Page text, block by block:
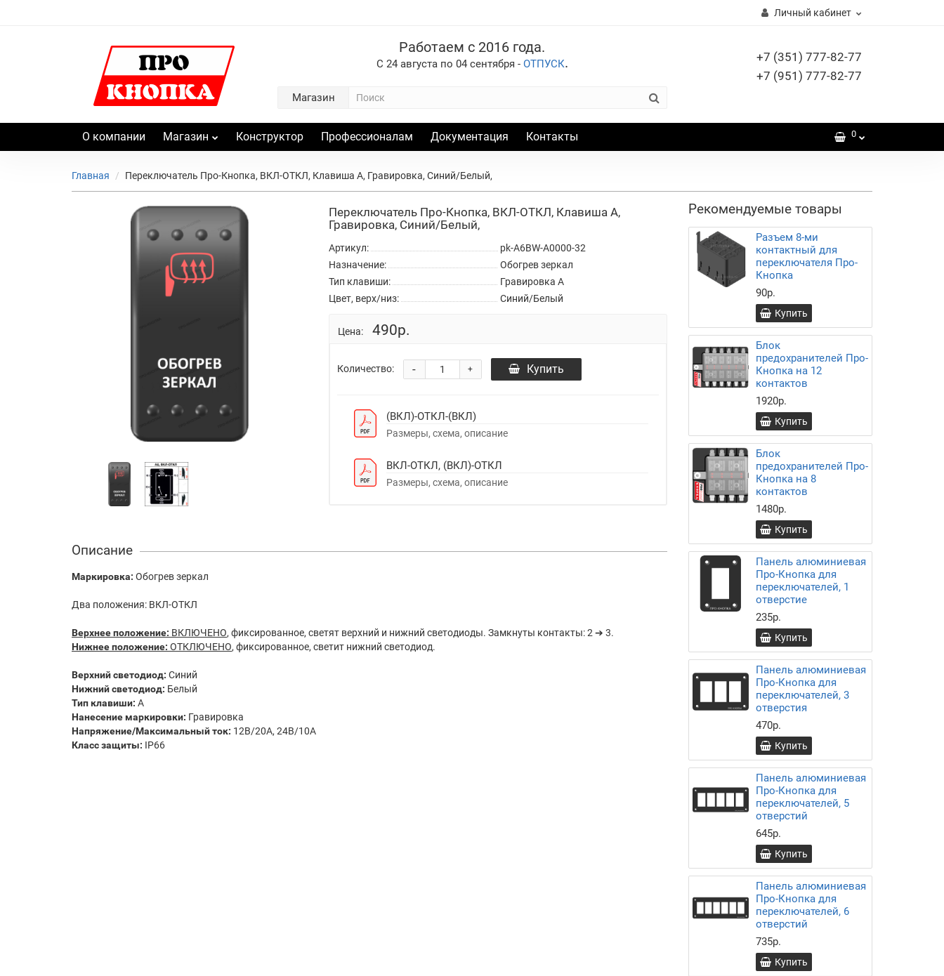
Личный кабинет
Работаем с 2016 года.
С 24 августа по 04 сентября - ОТПУСК.
Магазин
+7 (351) 777-82-77
+7 (951) 777-82-77
О компании Магазин Конструктор Профессионалам Документация Контакты 0
Главная Переключатель Про-Кнопка, ВКЛ-ОТКЛ, Клавиша A, Гравировка, Синий/Белый,
Переключатель Про-Кнопка, ВКЛ-ОТКЛ, Клавиша A,
Гравировка, Синий/Белый,
Артикул:
pk-A6BW-A0000-32
Назначение:
Обогрев зеркал
Тип клавиши:
Гравировка A
Цвет, верх/низ:
Синий/Белый
Цена: 490р.
Количество: +
- Купить
(ВКЛ)-ОТКЛ-(ВКЛ)
Размеры, схема, описание
ВКЛ-ОТКЛ, (ВКЛ)-ОТКЛ
Размеры, схема, описание
Описание
Маркировка: Обогрев зеркал
Два положения: ВКЛ-ОТКЛ
Верхнее положение: ВКЛЮЧЕНО, фиксированное, светят верхний и нижний светодиоды. Замкнуты контакты: 2 ➔ 3.
Нижнее положение: ОТКЛЮЧЕНО, фиксированное, светит нижний светодиод.
Верхний светодиод: Синий
Нижний светодиод: Белый
Тип клавиши: A
Нанесение маркировки: Гравировка
Напряжение/Максимальный ток: 12В/20А, 24В/10А
Класс защиты: IP66
Рекомендуемые товары
Разъем 8-ми
контактный для
переключателя Про-
Кнопка
90р.
Купить
Блок
предохранителей Про-
Кнопка на 12
контактов
1920р.
Купить
Блок
предохранителей Про-
Кнопка на 8
контактов
1480р.
Купить
Панель алюминиевая
Про-Кнопка для
переключателей, 1
отверстие
235р.
Купить
Панель алюминиевая
Про-Кнопка для
переключателей, 3
отверстия
470р.
Купить
Панель алюминиевая
Про-Кнопка для
переключателей, 5
отверстий
645р.
Купить
Панель алюминиевая
Про-Кнопка для
переключателей, 6
отверстий
735р.
Купить